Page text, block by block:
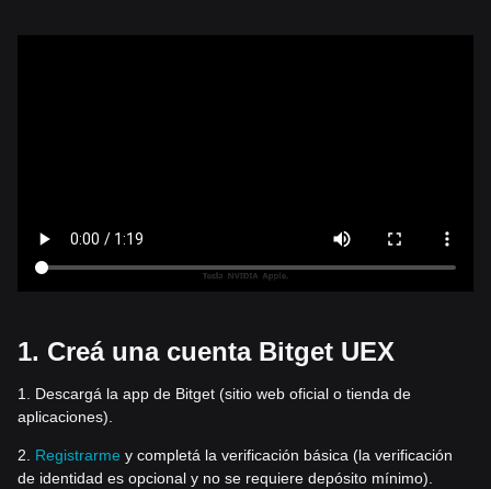
1. Creá una cuenta Bitget UEX
1. Descargá la app de Bitget (sitio web oficial o tienda de
aplicaciones).
2. Registrarme y completá la verificación básica (la verificación
de identidad es opcional y no se requiere depósito mínimo).